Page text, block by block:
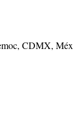
CDMX,